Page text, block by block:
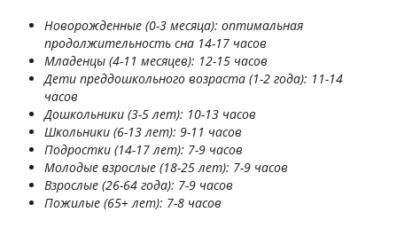
Новорожденные (0-3 месяца): оптимальная
продолжительность сна 14-17 часов
Младенцы (4-11 месяцев): 12-15 часов
Дети преддошкольного возраста (1-2 года): 11-14
часов
Дошкольники (3-5 лет): 10-13 часов
Школьники (6-13 лет): 9-11 часов
Подростки (14-17 лет): 7-9 часов
Молодые взрослые (18-25 лет): 7-9 часов
Взрослые (26-64 года): 7-9 часов
Пожилые (65+ лет): 7-8 часов